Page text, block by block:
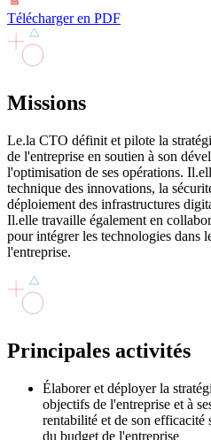
Télécharger en PDF
Missions
Le.la CTO définit et pilote la
de l'entreprise en soutien à son
l'optimisation de ses opérations.
technique des innovations, la
déploiement des infrastructures
Il.elle travaille également en
pour intégrer les technologies dans
l'entreprise.
Principales activités
Élaborer et déployer la
objectifs de l'entreprise et à
rentabilité et de son efficacité
du budget de l'entreprise